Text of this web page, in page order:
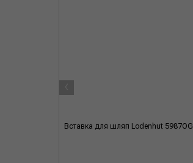
Вставка для шляп Lodenhut 5987OG
‹